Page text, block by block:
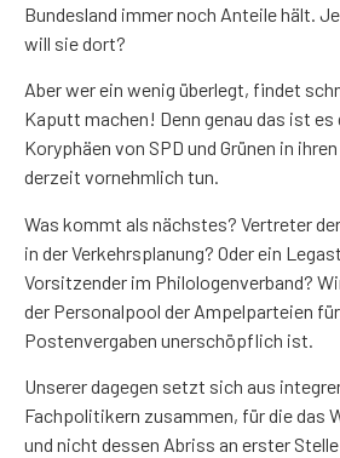
Bundesland immer noch Anteile hält.
will sie dort?
Aber wer ein wenig überlegt, findet
Kaputt machen! Denn genau das ist es
Koryphäen von SPD und Grünen in
derzeit vornehmlich tun.
Was kommt als nächstes? Vertreter
in der Verkehrsplanung? Oder ein
Vorsitzender im Philologenverband?
der Personalpool der Ampelparteien
Postenvergaben unerschöpflich ist.
Unserer dagegen setzt sich aus
Fachpolitikern zusammen, für die das
und nicht dessen Abriss an erster